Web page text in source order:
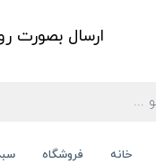
ارسال بصورت
خانه فروشگاه